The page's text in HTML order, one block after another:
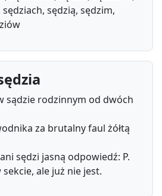
sędzią, sędzim,
sądzie rodzinnym od dwóch
za brutalny faul żółtą
sędzi jasną odpowiedź: P.
sekcie, ale już nie jest.